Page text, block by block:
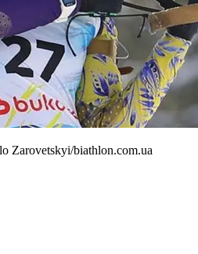
Zarovetskyi/biathlon.com.ua